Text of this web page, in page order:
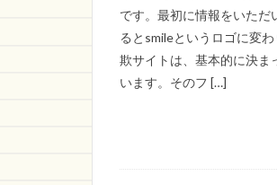
です。最初に情報をいただ
るとsmileというロゴに変
欺サイトは、基本的に決ま
います。そのフ […]